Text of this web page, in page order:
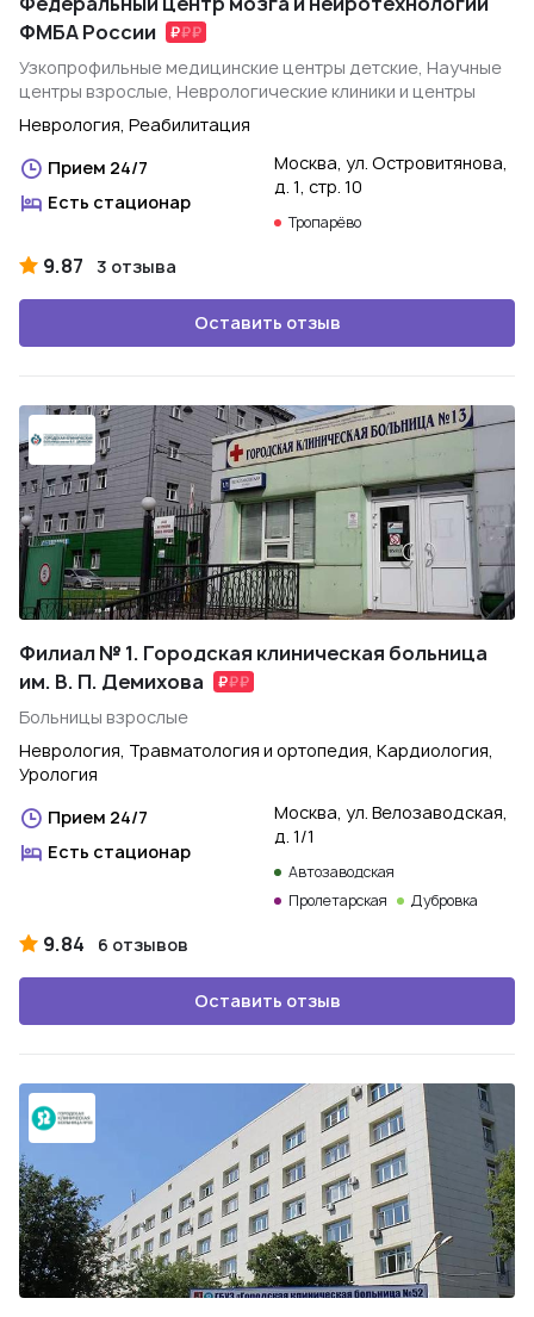
ФМБА России
Узкопрофильные медицинские центры детские, Научные
центры взрослые, Неврологические клиники и центры
Неврология, Реабилитация
Прием 24/7
Есть стационар
Москва, ул. Островитянова,
д. 1, стр. 10
Тропарёво
9.87 3 отзыва
Оставить отзыв
Филиал № 1. Городская клиническая больница
им. В. П. Демихова
Больницы взрослые
Неврология, Травматология и ортопедия, Кардиология,
Урология
Прием 24/7
Есть стационар
Москва, ул. Велозаводская,
д. 1/1
Автозаводская
Пролетарская
Дубровка
9.84 6 отзывов
Оставить отзыв